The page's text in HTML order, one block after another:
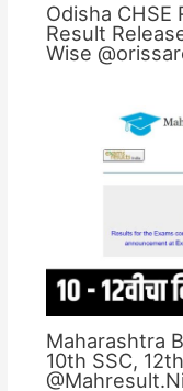
Odisha CHSE
Result
Wise
Maharashtra
10th SSC,